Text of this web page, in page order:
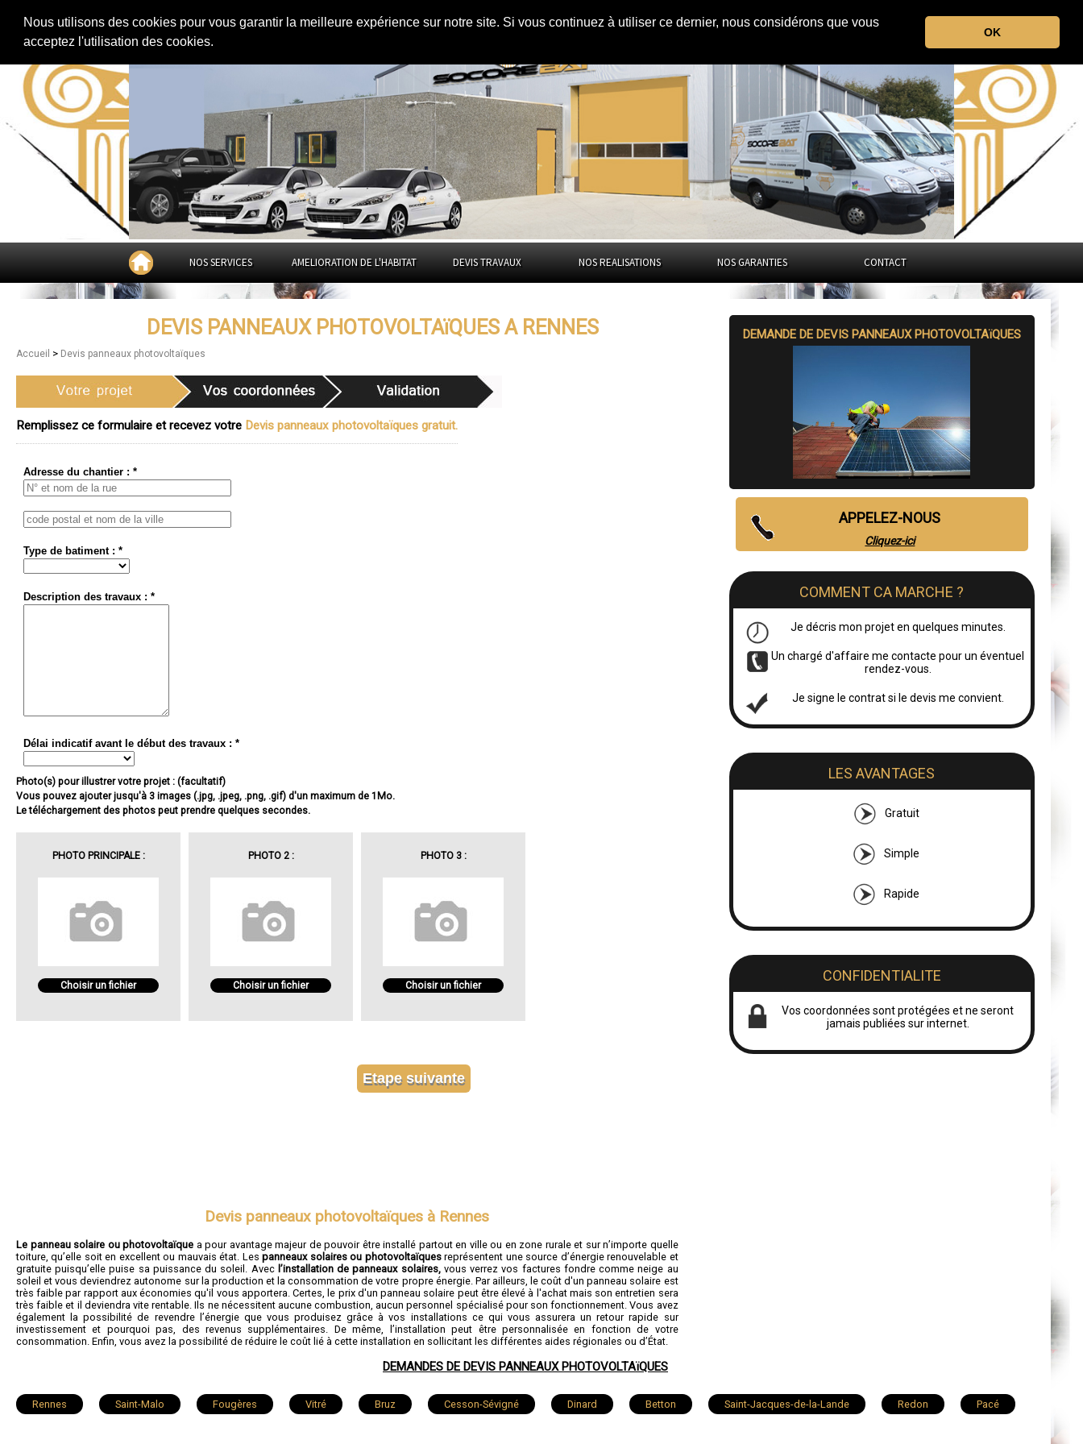
Nous utilisons des cookies pour vous garantir la meilleure expérience sur notre site. Si vous continuez à utiliser ce dernier, nous considérons que vous
acceptez l'utilisation des cookies.
OK
Devis panneaux photovoltaïques àRennes
Ille-et-Vilaine
NOS SERVICES AMELIORATION DE L'HABITAT DEVIS TRAVAUX NOS REALISATIONS NOS GARANTIES CONTACT
DEMANDE DE DEVIS PANNEAUX PHOTOVOLTAïQUES
APPELEZ-NOUS
Cliquez-ici
COMMENT CA MARCHE ?
Je décris mon projet en quelques minutes.
Un chargé d'affaire me contacte pour un éventuel
rendez-vous.
Je signe le contrat si le devis me convient.
LES AVANTAGES
Gratuit
Simple
Rapide
CONFIDENTIALITE
Vos coordonnées sont protégées et ne seront
jamais publiées sur internet.
DEVIS PANNEAUX PHOTOVOLTAïQUES A RENNES
Accueil > Devis panneaux photovoltaïques
Remplissez ce formulaire et recevez votre Devis panneaux photovoltaïques gratuit.
Adresse du chantier : *
Type de batiment : *
Description des travaux : *
Délai indicatif avant le début des travaux : *
Photo(s) pour illustrer votre projet : (facultatif)
Vous pouvez ajouter jusqu'à 3 images (.jpg, .jpeg, .png, .gif) d'un maximum de 1Mo.
Le téléchargement des photos peut prendre quelques secondes.
PHOTO PRINCIPALE :
Choisir un fichier
PHOTO 2 :
Choisir un fichier
PHOTO 3 :
Choisir un fichier
Devis panneaux photovoltaïques à Rennes
Le panneau solaire ou photovoltaïque a pour avantage majeur de pouvoir être installé partout en ville ou en zone rurale et sur n’importe quelle
toiture, qu’elle soit en excellent ou mauvais état. Lespanneaux solaires ou photovoltaïquesreprésentent une source d’énergie renouvelable et
gratuite puisqu’elle puise sa puissance du soleil. Avec l’installation de panneaux solaires,vous verrez vos factures fondre comme neige au
soleil et vous deviendrez autonome sur la production et la consommation de votre propre énergie. Par ailleurs, le coût d'un panneau solaire est
très faible par rapport aux économies qu'il vous apportera. Certes, le prix d'un panneau solaire peut être élevé à l'achat mais son entretien sera
très faible et il deviendra vite rentable. Ils ne nécessitent aucune combustion, aucun personnel spécialisé pour son fonctionnement. Vous avez
également la possibilité de revendre l’énergie que vous produisez grâce à vos installations ce qui vous assurera un retour rapide sur
investissement et pourquoi pas, des revenus supplémentaires. De même, l’installation peut être personnalisée en fonction de votre
consommation. Enfin, vous avez la possibilité de réduire le coût lié à cette installation en sollicitant les différentes aides régionales ou d’État.
DEMANDES DE DEVIS PANNEAUX PHOTOVOLTAïQUES
Rennes Saint-Malo Fougères Vitré Bruz Cesson-Sévigné Dinard Betton Saint-Jacques-de-la-Lande Redon Pacé